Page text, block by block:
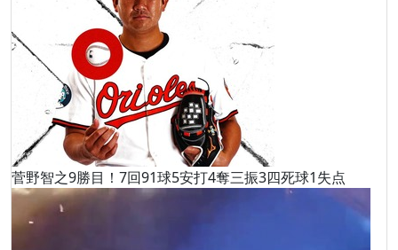
菅野智之9勝目！7回91球5安打4奪三振3四死球1失点